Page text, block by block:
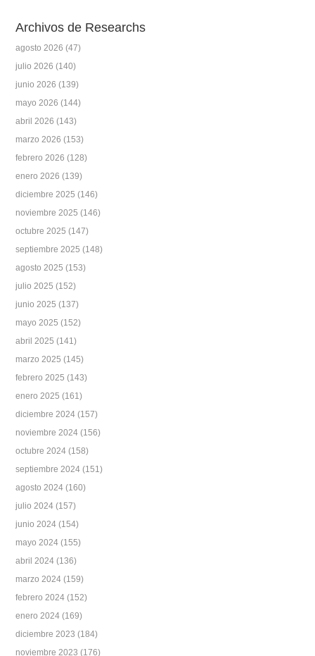
Archivos de Researchs
agosto 2026 (47)
julio 2026 (140)
junio 2026 (139)
mayo 2026 (144)
abril 2026 (143)
marzo 2026 (153)
febrero 2026 (128)
enero 2026 (139)
diciembre 2025 (146)
noviembre 2025 (146)
octubre 2025 (147)
septiembre 2025 (148)
agosto 2025 (153)
julio 2025 (152)
junio 2025 (137)
mayo 2025 (152)
abril 2025 (141)
marzo 2025 (145)
febrero 2025 (143)
enero 2025 (161)
diciembre 2024 (157)
noviembre 2024 (156)
octubre 2024 (158)
septiembre 2024 (151)
agosto 2024 (160)
julio 2024 (157)
junio 2024 (154)
mayo 2024 (155)
abril 2024 (136)
marzo 2024 (159)
febrero 2024 (152)
enero 2024 (169)
diciembre 2023 (184)
noviembre 2023 (176)